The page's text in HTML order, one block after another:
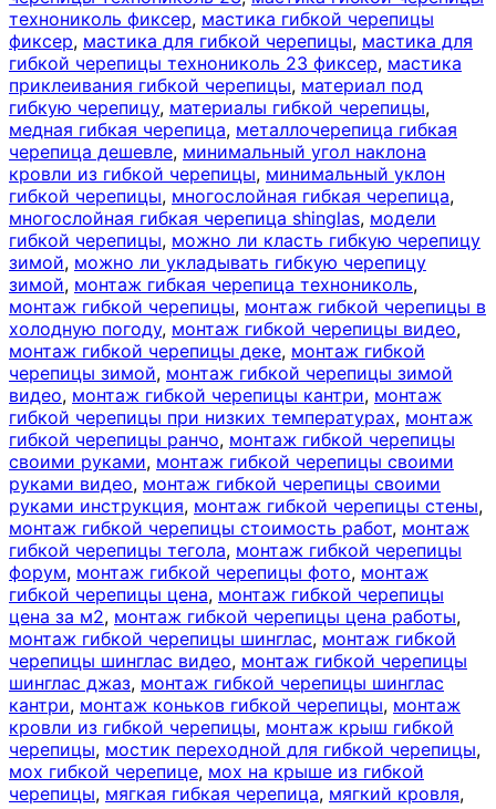
технониколь фиксер, мастика гибкой черепицы
фиксер, мастика для гибкой черепицы, мастика для
гибкой черепицы технониколь 23 фиксер, мастика
приклеивания гибкой черепицы, материал под
гибкую черепицу, материалы гибкой черепицы,
медная гибкая черепица, металлочерепица гибкая
черепица дешевле, минимальный угол наклона
кровли из гибкой черепицы, минимальный уклон
гибкой черепицы, многослойная гибкая черепица,
многослойная гибкая черепица shinglas, модели
гибкой черепицы, можно ли класть гибкую черепицу
зимой, можно ли укладывать гибкую черепицу
зимой, монтаж гибкая черепица технониколь,
монтаж гибкой черепицы, монтаж гибкой черепицы в
холодную погоду, монтаж гибкой черепицы видео,
монтаж гибкой черепицы деке, монтаж гибкой
черепицы зимой, монтаж гибкой черепицы зимой
видео, монтаж гибкой черепицы кантри, монтаж
гибкой черепицы при низких температурах, монтаж
гибкой черепицы ранчо, монтаж гибкой черепицы
своими руками, монтаж гибкой черепицы своими
руками видео, монтаж гибкой черепицы своими
руками инструкция, монтаж гибкой черепицы стены,
монтаж гибкой черепицы стоимость работ, монтаж
гибкой черепицы тегола, монтаж гибкой черепицы
форум, монтаж гибкой черепицы фото, монтаж
гибкой черепицы цена, монтаж гибкой черепицы
цена за м2, монтаж гибкой черепицы цена работы,
монтаж гибкой черепицы шинглас, монтаж гибкой
черепицы шинглас видео, монтаж гибкой черепицы
шинглас джаз, монтаж гибкой черепицы шинглас
кантри, монтаж коньков гибкой черепицы, монтаж
кровли из гибкой черепицы, монтаж крыш гибкой
черепицы, мостик переходной для гибкой черепицы,
мох гибкой черепице, мох на крыше из гибкой
черепицы, мягкая гибкая черепица, мягкий кровля,